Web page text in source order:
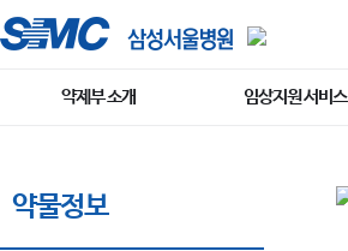
약제부 소개 임상지원 서비스
약물정보